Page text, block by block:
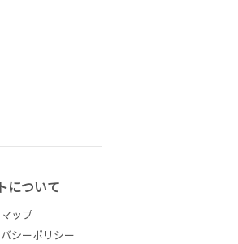
について
ップ
シーポリシー